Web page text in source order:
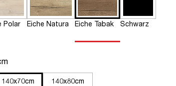
Polar Eiche Natura Eiche Tabak Schwarz
140x70cm 140x80cm